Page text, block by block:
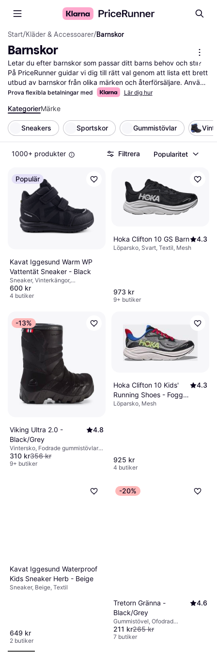
Start/Kläder & Accessoarer/Barnskor
Barnskor
Letar du efter barnskor som passar ditt barns behov och stil?
På PriceRunner guidar vi dig till rätt val genom att lista ett brett
utbud av barnskor från olika märken och återförsäljare. Använd
våra praktiska filter för att enkelt sortera efter storlek, färg,
som passar både ditt barns preferenser och din budget. Du
kan också läsa användarrecensioner för att få insikter om hur
andra föräldrar upplever produkterna. Vi ser till att du får den
mest aktuella informationen och de bästa erbjudandena på
marknaden. Vår prisjämförelse gör det lättare för dig att fatta
ett välgrundat beslut och spara pengar. Börja här för att hitta
Prova flexibla betalningar med Lär dig hur
KategorierMärke
Sneakers Sportskor Gummistövlar
1000+ produkter Filtrera Popularitet
Populär
Kavat Iggesund Warm WP
Vattentät Sneaker - Black
Sneaker, Vinterkängor,
Vinterstövel, Svart, Polyester,
Syntet, Textil
600 kr
4 butiker
Hoka Clifton 10 GS Barn 4.3
Löparsko, Svart, Textil, Mesh
973 kr
9+ butiker
-13%
Viking Ultra 2.0 -
Black/Grey
4.8
Vintersko, Fodrade gummistövlar,
Vinterstövel, Svart, Polyuretan,
Syntet, Gummi
310 kr356 kr
9+ butiker
Hoka Clifton 10 Kids'
Running Shoes - Foggy
Grey/Black
4.3
Löparsko, Mesh
925 kr
4 butiker
Kavat Iggesund Waterproof
Kids Sneaker Herb - Beige
Sneaker, Beige, Textil
649 kr
2 butiker
-20%
Tretorn Gränna -
Black/Grey
4.6
Gummistövel, Ofodrad
gummistövel, Svart, Gummi
211 kr265 kr
7 butiker